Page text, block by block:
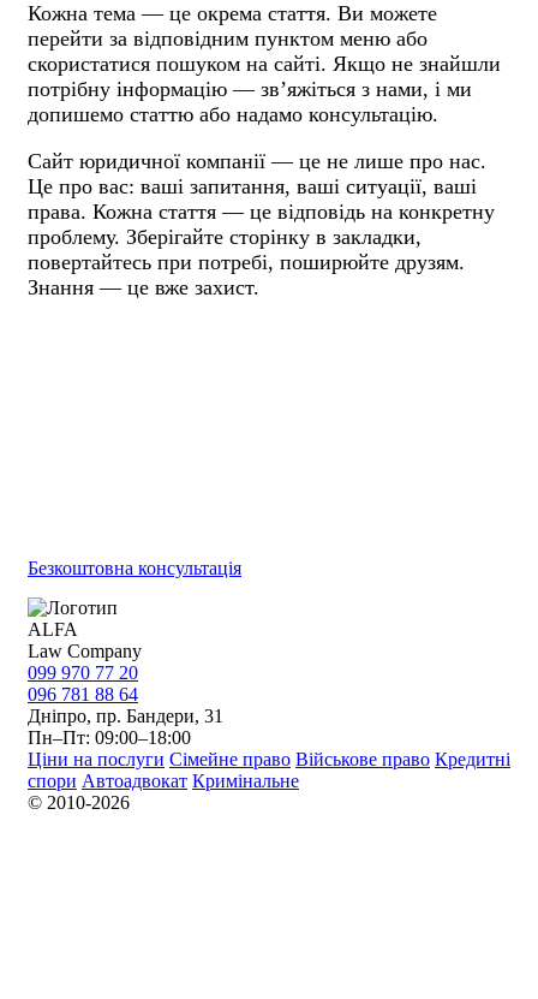
Кожна тема — це окрема стаття. Ви можете
перейти за відповідним пунктом меню або
скористатися пошуком на сайті. Якщо не знайшли
потрібну інформацію — звʼяжіться з нами, і ми
допишемо статтю або надамо консультацію.
Сайт юридичної компанії — це не лише про нас.
Це про вас: ваші запитання, ваші ситуації, ваші
права. Кожна стаття — це відповідь на конкретну
проблему. Зберігайте сторінку в закладки,
повертайтесь при потребі, поширюйте друзям.
Знання — це вже захист.
Безкоштовна консультація
ALFA
Law Company
099 970 77 20
096 781 88 64
Дніпро, пр. Бандери, 31
Пн–Пт: 09:00–18:00
Ціни на послуги Сімейне право Військове право Кредитні
спори Автоадвокат Кримінальне
© 2010-2026